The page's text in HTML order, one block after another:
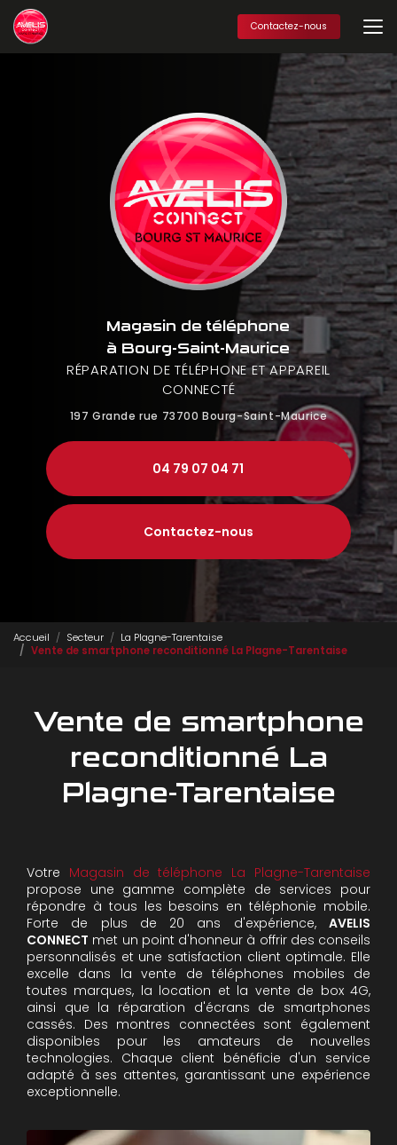
Aller
au
contenu
principal
Contactez-nous
Magasin de téléphone
à Bourg-Saint-Maurice
RÉPARATION DE TÉLÉPHONE ET APPAREIL
CONNECTÉ
197 Grande rue 73700 Bourg-Saint-Maurice
04 79 07 04 71
Contactez-nous
Accueil Secteur
La Plagne-Tarentaise
Vente de smartphone reconditionné La Plagne-Tarentaise
Vente de smartphone
reconditionné La
Plagne-Tarentaise
Votre Magasin de téléphone La Plagne-Tarentaise
propose une gamme complète de services pour
répondre à tous les besoins en téléphonie mobile.
Forte de plus de 20 ans d'expérience, AVELIS
CONNECT met un point d'honneur à offrir des conseils
personnalisés et une satisfaction client optimale. Elle
excelle dans la vente de téléphones mobiles de
toutes marques, la location et la vente de box 4G,
ainsi que la réparation d'écrans de smartphones
cassés. Des montres connectées sont également
disponibles pour les amateurs de nouvelles
technologies. Chaque client bénéficie d'un service
adapté à ses attentes, garantissant une expérience
exceptionnelle.